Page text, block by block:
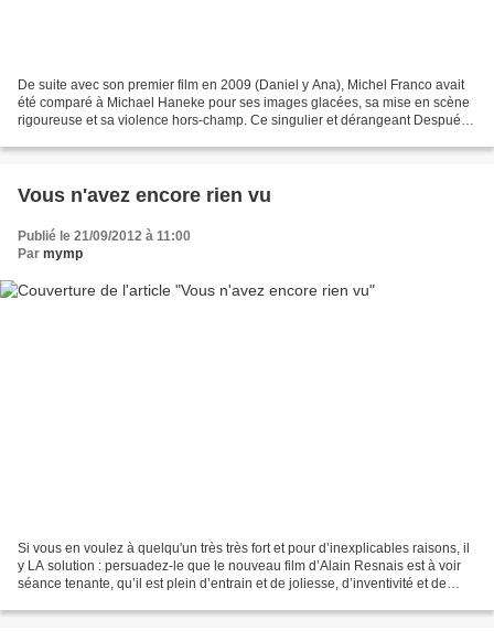
De suite avec son premier film en 2009 (Daniel y Ana), Michel Franco avait
été comparé à Michael Haneke pour ses images glacées, sa mise en scène
rigoureuse et sa violence hors-champ. Ce singulier et dérangeant Después
Vous n'avez encore rien vu
Publié le 21/09/2012 à 11:00
Par mymp
Si vous en voulez à quelqu'un très très fort et pour d’inexplicables raisons, il
y LA solution : persuadez-le que le nouveau film d’Alain Resnais est à voir
séance tenante, qu’il est plein d’entrain et de joliesse, d’inventivité et de